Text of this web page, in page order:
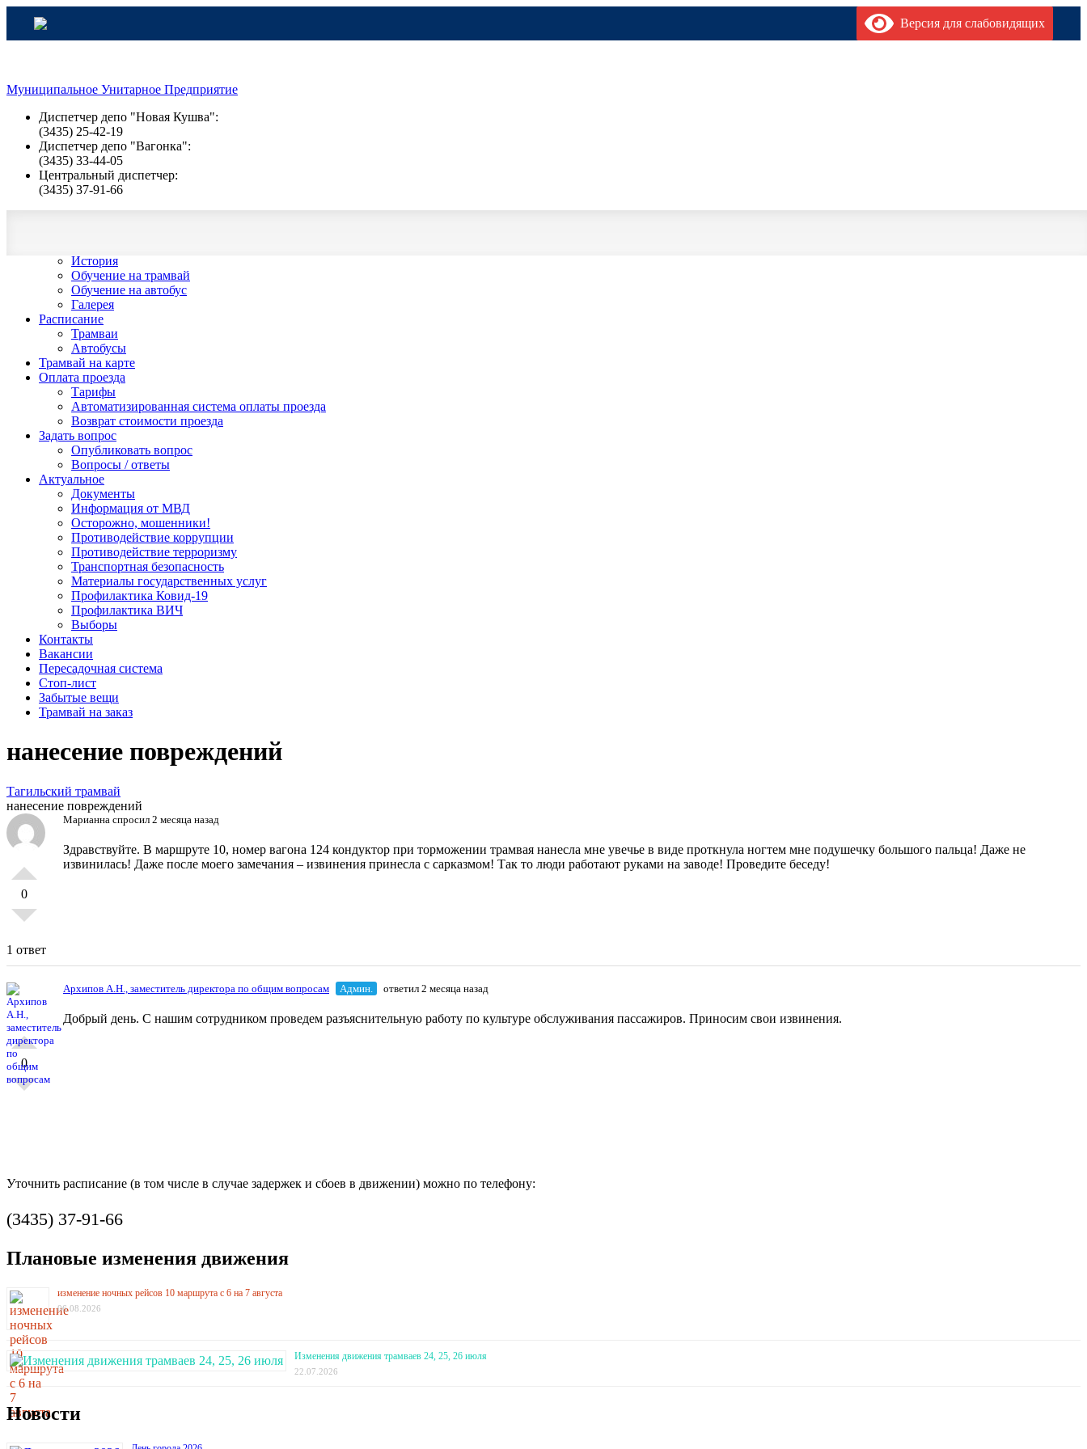
Версия для слабовидящих
Муниципальное Унитарное Предприятие
Диспетчер депо "Новая Кушва":
(3435) 25-42-19
Диспетчер депо "Вагонка":
(3435) 33-44-05
Центральный диспетчер:
(3435) 37-91-66
История
Обучение на трамвай
Обучение на автобус
Галерея
Расписание
Трамваи
Автобусы
Трамвай на карте
Оплата проезда
Тарифы
Автоматизированная система оплаты проезда
Возврат стоимости проезда
Задать вопрос
Опубликовать вопрос
Вопросы / ответы
Актуальное
Документы
Информация от МВД
Осторожно, мошенники!
Противодействие коррупции
Противодействие терроризму
Транспортная безопасность
Материалы государственных услуг
Профилактика Ковид-19
Профилактика ВИЧ
Выборы
Контакты
Вакансии
Пересадочная система
Стоп-лист
Забытые вещи
Трамвай на заказ
нанесение повреждений
Тагильский трамвай
нанесение повреждений
0
Марианна спросил 2 месяца назад
Здравствуйте. В маршруте 10, номер вагона 124 кондуктор при торможении трамвая нанесла мне увечье в виде проткнула ногтем мне подушечку большого пальца! Даже не
извинилась! Даже после моего замечания – извинения принесла с сарказмом! Так то люди работают руками на заводе! Проведите беседу!
1 ответ
0
Архипов А.Н., заместитель директора по общим вопросам Админ. ответил 2 месяца назад
Добрый день. С нашим сотрудником проведем разъяснительную работу по культуре обслуживания пассажиров. Приносим свои извинения.
Уточнить расписание (в том числе в случае задержек и сбоев в движении) можно по телефону:
(3435) 37-91-66
Плановые изменения движения
изменение ночных рейсов 10 маршрута с 6 на 7 августа
06.08.2026
Изменения движения трамваев 24, 25, 26 июля
22.07.2026
Новости